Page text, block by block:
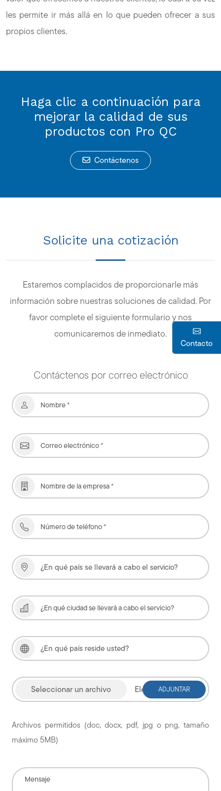
les permite ir más allá en lo que pueden ofrecer a sus
propios clientes.
Haga clic a continuación para
mejorar la calidad de sus
productos con Pro QC
Contáctenos
Solicite una cotización
Estaremos complacidos de proporcionarle más
información sobre nuestras soluciones de calidad. Por
favor complete el siguiente formulario y nos
comunicaremos de inmediato.
Contáctenos por correo electrónico
Elegir archivo
Archivos permitidos (doc, docx, pdf, jpg o png, tamaño
máximo 5MB)
Contacto